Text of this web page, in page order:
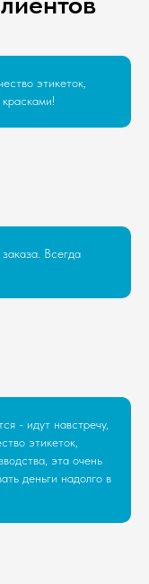
этикеток,
Всегда
- идут навстречу,
этикеток,
эта очень
деньги надолго в